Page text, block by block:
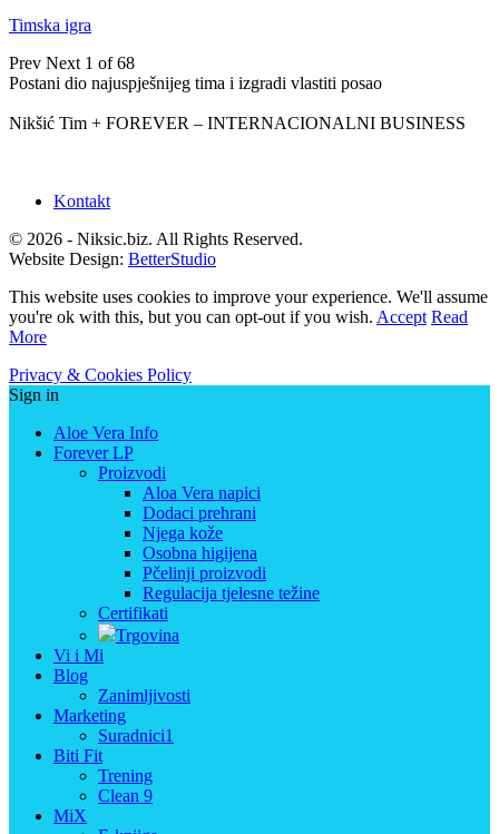
Timska igra
Prev Next 1 of 68
Postani dio najuspješnijeg tima i izgradi vlastiti posao
Nikšić Tim + FOREVER – INTERNACIONALNI BUSINESS
Kontakt
© 2026 - Niksic.biz. All Rights Reserved.
Website Design: BetterStudio
This website uses cookies to improve your experience. We'll assume
you're ok with this, but you can opt-out if you wish. Accept Read
More
Privacy & Cookies Policy
Sign in
Aloe Vera Info
Forever LP
Proizvodi
Aloa Vera napici
Dodaci prehrani
Njega kože
Osobna higijena
Pčelinji proizvodi
Regulacija tjelesne težine
Certifikati
Trgovina
Vi i Mi
Blog
Zanimljivosti
Marketing
Suradnici1
Biti Fit
Trening
Clean 9
MiX